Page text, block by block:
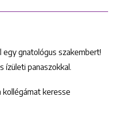
gnatológus szakembert!
ízületi panaszokkal.
kollégámat keresse